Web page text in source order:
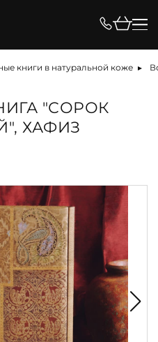
книги в натуральной коже
"СОРОК
ХАФИЗ